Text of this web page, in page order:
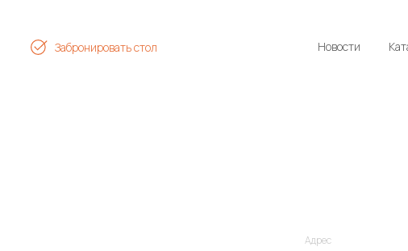
Забронировать стол Новости
Адрес